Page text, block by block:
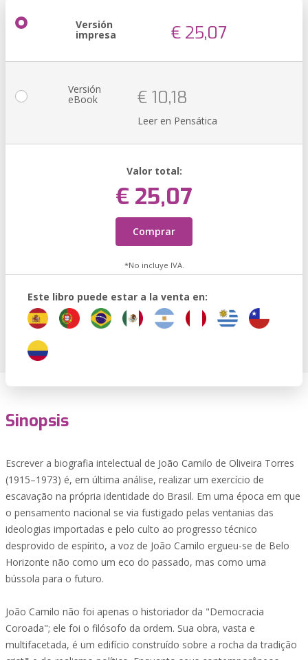
Versión
impresa € 25,07
Versión
eBook € 10,18
Leer en Pensática
Valor total:
€ 25,07
Comprar
*No incluye IVA.
Este libro puede estar a la venta en:
Sinopsis
Escrever a biografia intelectual de João Camilo de Oliveira Torres
(1915–1973) é, em última análise, realizar um exercício de
escavação na própria identidade do Brasil. Em uma época em que
o pensamento nacional se via fustigado pelas ventanias das
ideologias importadas e pelo culto ao progresso técnico
desprovido de espírito, a voz de João Camilo ergueu-se de Belo
Horizonte não como um eco do passado, mas como uma
bússola para o futuro.
João Camilo não foi apenas o historiador da "Democracia
Coroada"; ele foi o filósofo da ordem. Sua obra, vasta e
multifacetada, é um edifício construído sobre a rocha da tradição